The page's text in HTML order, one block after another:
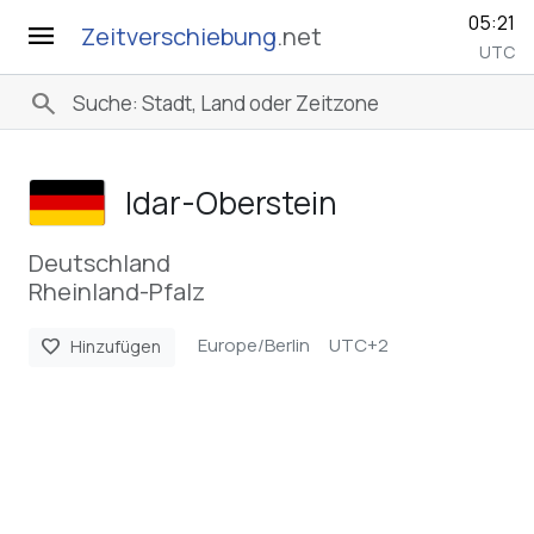
menu Zeitverschiebung.net 05:21
UTC
search
Idar-Oberstein
Deutschland
Rheinland-Pfalz
favorite Hinzufügen Europe/Berlin UTC+2